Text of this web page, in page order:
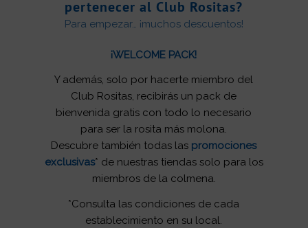
pertenecer al Club Rositas?
Para empezar… ¡muchos descuentos!
¡WELCOME PACK!
Y además, solo por hacerte miembro del
Club Rositas, recibirás un pack de
bienvenida gratis con todo lo necesario
para ser la rosita más molona.
Descubre también todas las promociones
exclusivas* de nuestras tiendas solo para los
miembros de la colmena.
*Consulta las condiciones de cada
establecimiento en su local.